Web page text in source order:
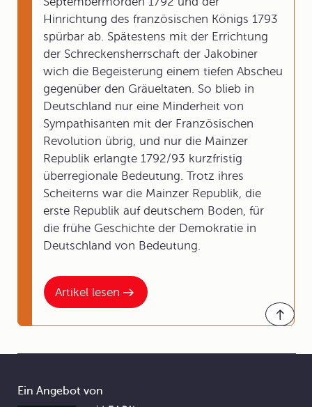
Artikel lesen
Hinrichtung des französischen Königs 1793
spürbar ab. Spätestens mit der Errichtung
der Schreckensherrschaft der Jakobiner
wich die Begeisterung einem tiefen Abscheu
gegenüber den Gräueltaten. So blieb in
Deutschland nur eine Minderheit von
Sympathisanten mit der Französischen
Revolution übrig, und nur die Mainzer
Republik erlangte 1792/93 kurzfristig
überregionale Bedeutung. Trotz ihres
Scheiterns war die Mainzer Republik, die
erste Republik auf deutschem Boden, für
die frühe Geschichte der Demokratie in
Deutschland von Bedeutung.
Ein Angebot von